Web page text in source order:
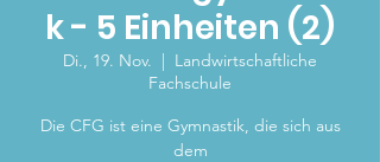
k - 5 Einheiten (2)
Di., 19. Nov.
  |
Landwirtschaftliche
Fachschule
Die CFG ist eine Gymnastik, die sich aus
dem